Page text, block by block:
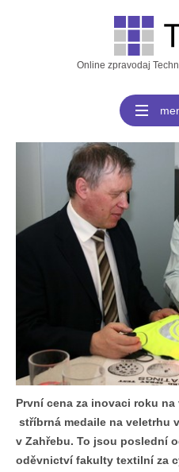
Online zpravodaj
První cena za inovaci roku na
stříbrná medaile na veletrhu
v Zahřebu. To jsou poslední
oděvnictví fakulty textilní za